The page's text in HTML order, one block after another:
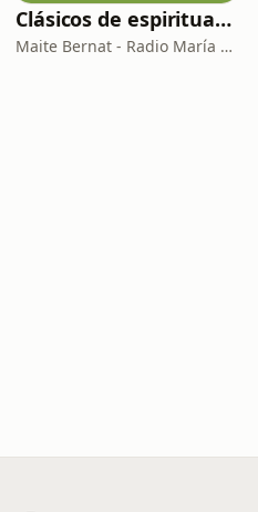
Clásicos de espiritualidad: El combate espiritual
Maite Bernat - Radio María ESP